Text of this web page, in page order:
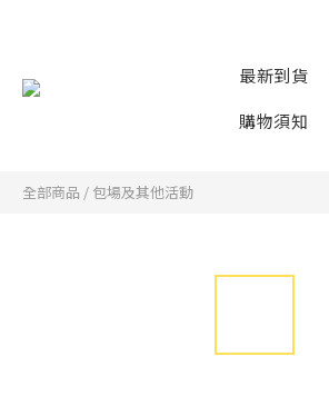
最新到貨
購物須知
全部商品 / 包場及其他活動